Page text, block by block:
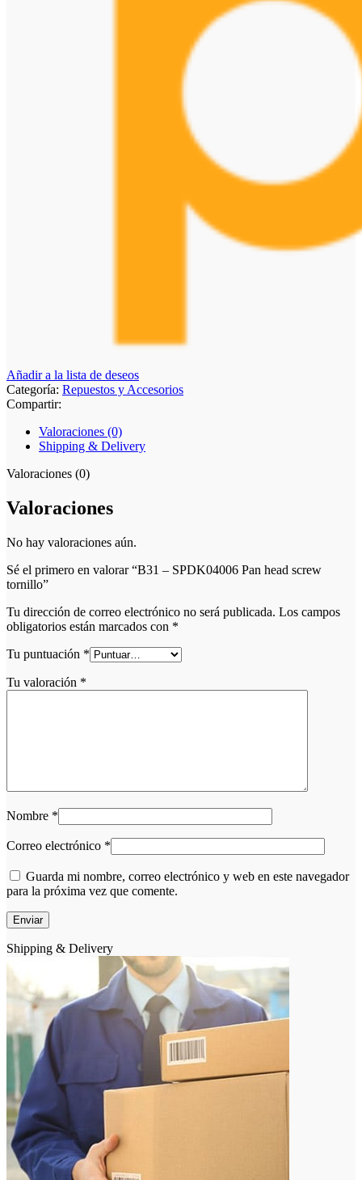
Añadir a la lista de deseos
Categoría: Repuestos y Accesorios
Compartir:
Valoraciones (0)
Shipping & Delivery
Valoraciones (0)
Valoraciones
No hay valoraciones aún.
Sé el primero en valorar “B31 – SPDK04006 Pan head screw
tornillo”
Tu dirección de correo electrónico no será publicada. Los campos
obligatorios están marcados con *
Tu puntuación *
Tu valoración *
Nombre *
Correo electrónico *
Guarda mi nombre, correo electrónico y web en este navegador
para la próxima vez que comente.
Shipping & Delivery